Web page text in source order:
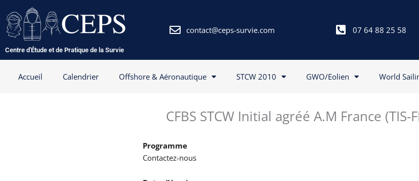
au
contenu
Centre d'Étude et de Pratique de la Survie
contact@ceps-survie.com 07 64 88 25 58
Accueil Calendrier Offshore & Aéronautique STCW 2010 GWO/Eolien World
CFBS STCW Initial agréé A.M France (TIS-
Programme
Contactez-nous